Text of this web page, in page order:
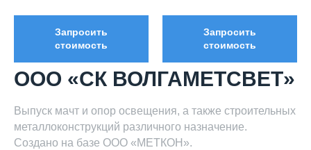
Запросить
стоимость
Запросить
стоимость
ООО «СК ВОЛГАМЕТСВЕТ»
Выпуск мачт и опор освещения, а также строительных
металлоконструкций различного назначение.
Создано на базе ООО «МЕТКОН».